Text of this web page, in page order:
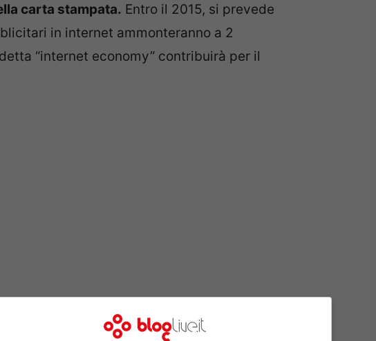
carta stampata. Entro il 2015, si prevede
in internet ammonteranno a 2
“internet economy” contribuirà per il
del mercato pubblicitario online sul
in considerazione del fatto che entro i